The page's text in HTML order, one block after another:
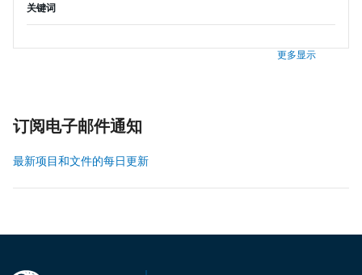
关键词
更多显示
订阅电子邮件通知
最新项目和文件的每日更新